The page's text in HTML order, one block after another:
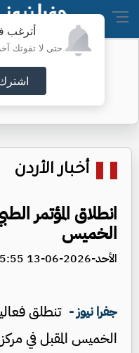
أترغب
حتى لا تفوتك
الأمن
أخبار الأردن
الخميس
الأحد-2026-06-13 05:55 pm
جفرا نيوز -
الخميس المقبل في